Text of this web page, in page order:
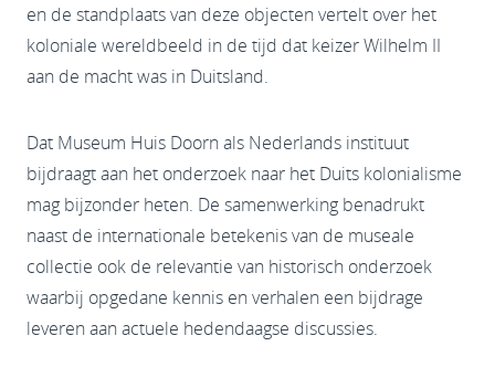
en de standplaats van deze objecten vertelt over het
koloniale wereldbeeld in de tijd dat keizer Wilhelm II
aan de macht was in Duitsland.
Dat Museum Huis Doorn als Nederlands instituut
bijdraagt aan het onderzoek naar het Duits kolonialisme
mag bijzonder heten. De samenwerking benadrukt
naast de internationale betekenis van de museale
collectie ook de relevantie van historisch onderzoek
waarbij opgedane kennis en verhalen een bijdrage
leveren aan actuele hedendaagse discussies.